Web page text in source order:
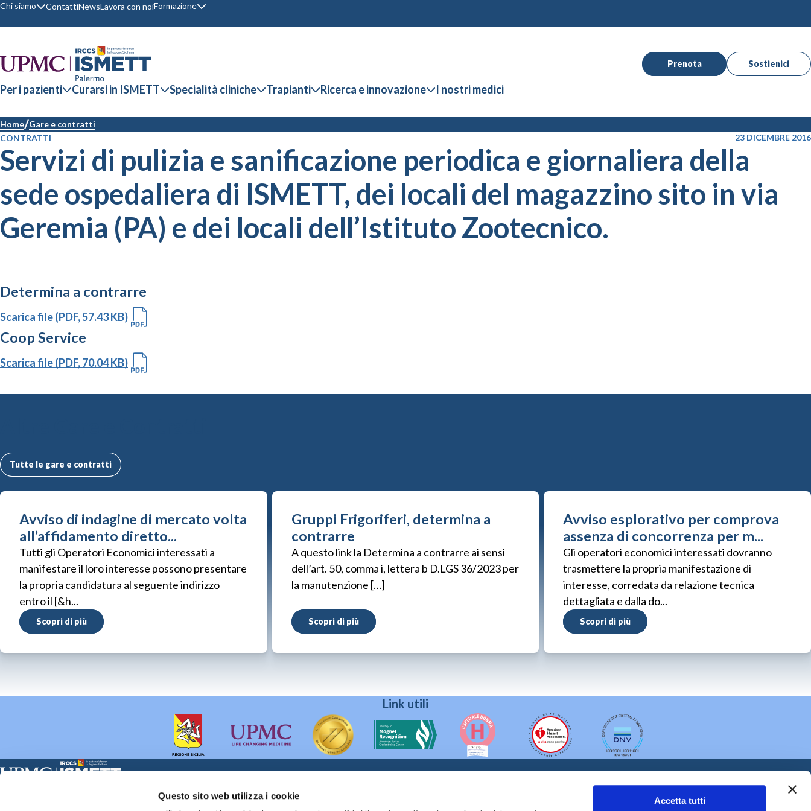
Questo sito web utilizza i cookie Accetta tutti
Chi siamo ContattiNewsLavora con noiFormazione
Prenota Sostienici
Per i pazienti Curarsi in ISMETT Specialità cliniche Trapianti Ricerca e innovazione I nostri medici
Home Gare e contratti
CONTRATTI
23 DICEMBRE 2016
Servizi di pulizia e sanificazione periodica e giornaliera della
sede ospedaliera di ISMETT, dei locali del magazzino sito in via
Geremia (PA) e dei locali dell’Istituto Zootecnico.
Determina a contrarre
Scarica file (PDF, 57.43 KB)
Coop Service
Scarica file (PDF, 70.04 KB)
Tutte le gare e contratti
Avviso di indagine di mercato volta
all’affidamento diretto...
Tutti gli Operatori Economici interessati a
manifestare il loro interesse possono presentare
la propria candidatura al seguente indirizzo
entro il [&h...
Scopri di più
Gruppi Frigoriferi, determina a
contrarre
A questo link la Determina a contrarre ai sensi
dell’art. 50, comma i, lettera b D.LGS 36/2023 per
la manutenzione […]
Scopri di più
Avviso esplorativo per comprova
assenza di concorrenza per m...
Gli operatori economici interessati dovranno
trasmettere la propria manifestazione di
interesse, corredata da relazione tecnica
dettagliata e dalla do...
Scopri di più
Link utili
Sede Sociale: